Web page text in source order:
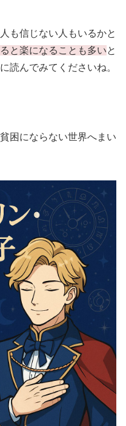
も信じない人もいるかと
と楽になることも多いと
読んでみてくださいね。
困にならない世界へまい